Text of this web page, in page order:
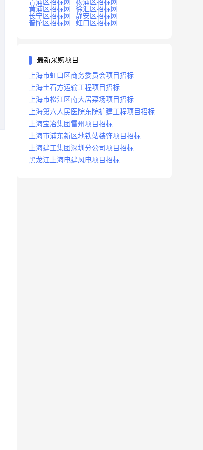
青浦区招标网
杨浦区招标网
黄浦区招标网
徐汇区招标网
长宁区招标网
静安区招标网
普陀区招标网
虹口区招标网
最新采购项目
上海市虹口区商务委员会项目招标
上海土石方运输工程项目招标
上海市松江区南大居菜场项目招标
上海第六人民医院东院扩建工程项目招标
上海宝冶集团雷州项目招标
上海市浦东新区地铁站装饰项目招标
上海建工集团深圳分公司项目招标
黑龙江上海电建风电项目招标